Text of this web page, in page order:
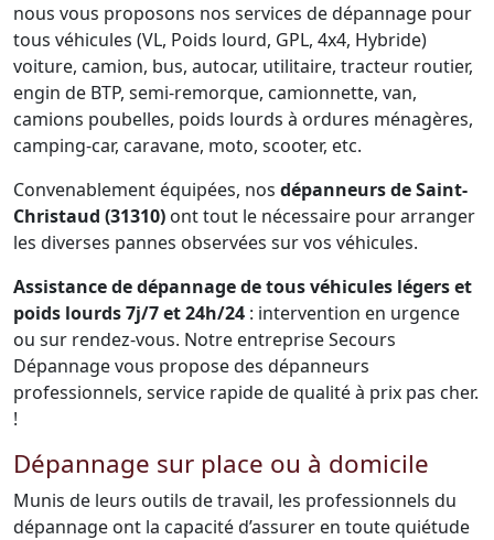
nous vous proposons nos services de dépannage pour
tous véhicules (VL, Poids lourd, GPL, 4x4, Hybride)
voiture, camion, bus, autocar, utilitaire, tracteur routier,
engin de BTP, semi-remorque, camionnette, van,
camions poubelles, poids lourds à ordures ménagères,
camping-car, caravane, moto, scooter, etc.
Convenablement équipées, nos dépanneurs de Saint-
Christaud (31310) ont tout le nécessaire pour arranger
les diverses pannes observées sur vos véhicules.
Assistance de dépannage de tous véhicules légers et
poids lourds 7j/7 et 24h/24 : intervention en urgence
ou sur rendez-vous. Notre entreprise Secours
Dépannage vous propose des dépanneurs
professionnels, service rapide de qualité à prix pas cher.
!
Dépannage sur place ou à domicile
Munis de leurs outils de travail, les professionnels du
dépannage ont la capacité d’assurer en toute quiétude